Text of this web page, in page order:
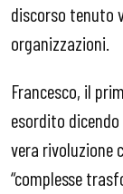
discorso tenuto
organizzazioni.
Francesco, il
esordito dicendo
vera rivoluzione
“complesse